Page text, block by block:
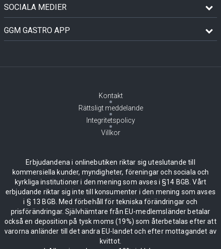
SOCIALA MEDIER
GGM GASTRO APP
Kontakt
Rättsligt meddelande
Integritetspolicy
Villkor
Erbjudandena i onlinebutiken riktar sig uteslutande till
kommersiella kunder, myndigheter, föreningar och sociala och
kyrkliga institutioner i den mening som avses i §14 BGB. Vårt
erbjudande riktar sig inte till konsumenter i den mening som avses
i § 13 BGB. Med förbehåll för tekniska förändringar och
prisförändringar. Självhämtare från EU-medlemsländer betalar
också en deposition på tysk moms (19%) som återbetalas efter att
varorna anländer till det andra EU-landet och efter mottagandet av
kvittot.